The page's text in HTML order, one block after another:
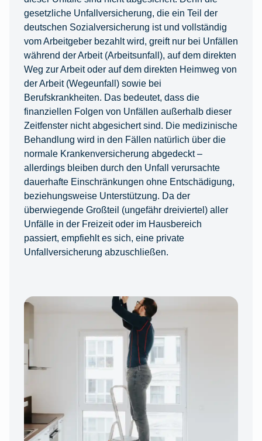
gesetzliche Unfallversicherung, die ein Teil der
deutschen Sozialversicherung ist und vollständig
vom Arbeitgeber bezahlt wird, greift nur bei Unfällen
während der Arbeit (Arbeitsunfall), auf dem direkten
Weg zur Arbeit oder auf dem direkten Heimweg von
der Arbeit (Wegeunfall) sowie bei
Berufskrankheiten. Das bedeutet, dass die
finanziellen Folgen von Unfällen außerhalb dieser
Zeitfenster nicht abgesichert sind. Die medizinische
Behandlung wird in den Fällen natürlich über die
normale Krankenversicherung abgedeckt –
allerdings bleiben durch den Unfall verursachte
dauerhafte Einschränkungen ohne Entschädigung,
beziehungsweise Unterstützung. Da der
überwiegende Großteil (ungefähr dreiviertel) aller
Unfälle in der Freizeit oder im Hausbereich
passiert, empfiehlt es sich, eine private
Unfallversicherung abzuschließen.